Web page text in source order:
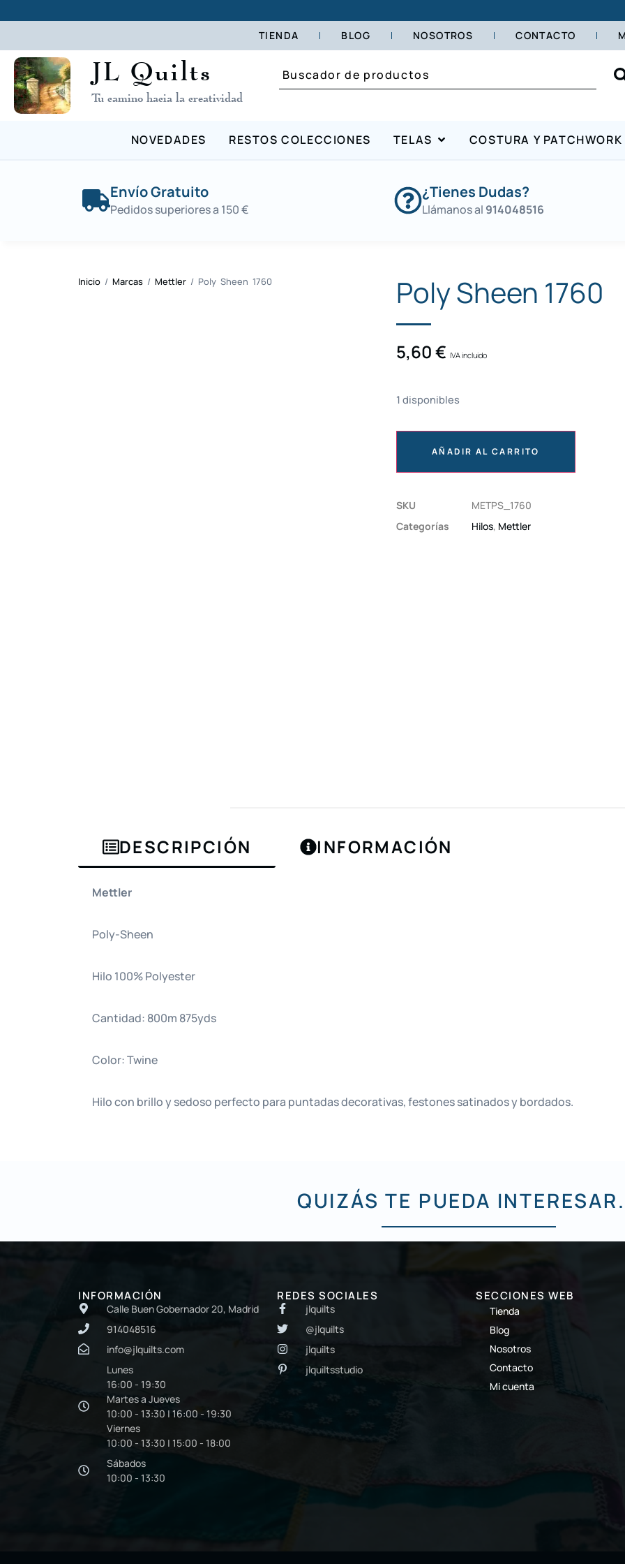
TIENDA BLOG NOSOTROS CONTACTO
JL Quilts
Tu camino hacia la creatividad
NOVEDADES RESTOS COLECCIONES TELAS COSTURA Y PATCHWORK
Envío Gratuito
Pedidos superiores a 150 €
¿Tienes Dudas?
Llámanos al 914048516
Inicio / Marcas / Mettler / Poly Sheen 1760 Poly Sheen 1760
5,60€ IVA incluido
1 disponibles
AÑADIR AL CARRITO
SKU
METPS_1760
Categorías
Hilos, Mettler
DESCRIPCIÓN INFORMACIÓN
Mettler
Poly-Sheen
Hilo 100% Polyester
Cantidad: 800m 875yds
Color: Twine
Hilo con brillo y sedoso perfecto para puntadas decorativas, festones satinados y bordados.
QUIZÁS TE PUEDA
INFORMACIÓN
Calle Buen Gobernador 20, Madrid
914048516
info@jlquilts.com
Lunes
16:00 - 19:30
Martes a Jueves
10:00 - 13:30 | 16:00 - 19:30
Viernes
10:00 - 13:30 | 15:00 - 18:00
Sábados
10:00 - 13:30
REDES SOCIALES
jlquilts
@jlquilts
jlquilts
jlquiltsstudio
SECCIONES WEB
Tienda
Blog
Nosotros
Contacto
Mi cuenta